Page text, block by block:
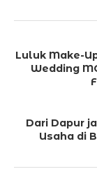
Luluk Make-
Wedding
Dari Dapur
Usaha di